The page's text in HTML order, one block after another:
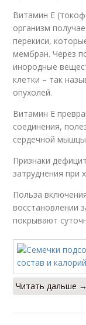
Витамин Е
организм
перекиси,
мембран. Через
инородные
клетки – так
опухолей.
Витамин Е
соединения,
сердечной
Признаки
затруднения при
Польза
восстановлении
покрывают
Читать дальше →